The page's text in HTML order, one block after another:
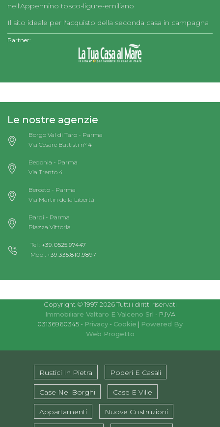
nell'Appennino tosco-ligure-emiliano
Il sito ideale per l'acquisto della seconda casa in campagna
Partner:
Le nostre agenzie
Borgo Val di Taro - Parma
Via Cesare Battisti n° 4
Bedonia - Parma
Via Trento 4
Berceto - Parma
Via Martiri della Libertà
Bardi - Parma
Piazza Vittoria
Tel : +39.0525.97447
Mob : +39.335.810.9897
Copyright © 1997-2026 Tutti i diritti riservati
Immobiliare Valtaro E Valceno Srl - P.IVA
03136960345 - Privacy - Cookie | Powered By
Web Progetto
Rustici In Pietra Poderi E Casali
Case Nei Borghi Case E Ville
Appartamenti Nuove Costruzioni